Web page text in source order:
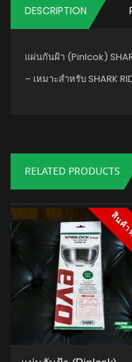
DESCRIPTION
แผ่นกันฝ้า (Pinlcok)
– เหมาะสำหรับ SHARK
RELATED PRODUCTS
สิน
สิน